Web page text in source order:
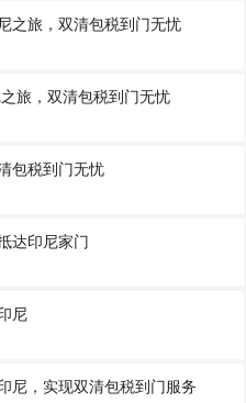
之旅，双清包税到门无忧
旅，双清包税到门无忧
包税到门无忧
达印尼家门
尼
尼，实现双清包税到门服务